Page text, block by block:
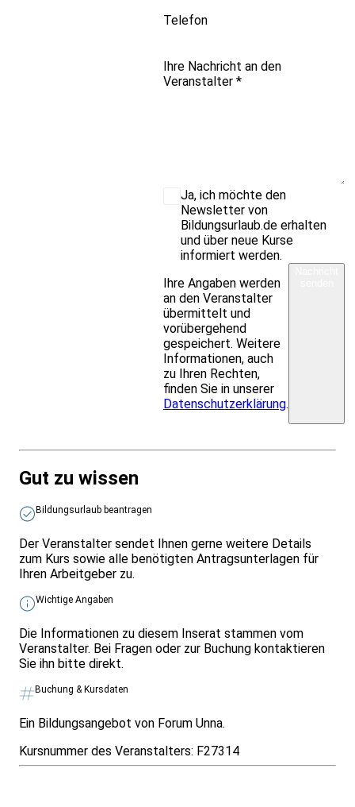
Telefon
Ihre Nachricht an den
Veranstalter *
Ja, ich möchte den
Newsletter von
Bildungsurlaub.de erhalten
und über neue Kurse
informiert werden.
Ihre Angaben werden
an den Veranstalter
übermittelt und
vorübergehend
gespeichert. Weitere
Informationen, auch
zu Ihren Rechten,
finden Sie in unserer
Datenschutzerklärung.
Gut zu wissen
Bildungsurlaub beantragen
Der Veranstalter sendet Ihnen gerne weitere Details
zum Kurs sowie alle benötigten Antragsunterlagen für
Ihren Arbeitgeber zu.
Wichtige Angaben
Die Informationen zu diesem Inserat stammen vom
Veranstalter. Bei Fragen oder zur Buchung kontaktieren
Sie ihn bitte direkt.
Buchung & Kursdaten
Ein Bildungsangebot von Forum Unna.
Kursnummer des Veranstalters: F27314